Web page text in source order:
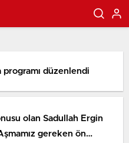
programı düzenlendi
olan Sadullah Ergin
gereken ön